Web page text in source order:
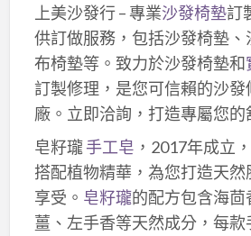
上美沙發行 – 專業沙發椅墊訂
供訂做服務，包括沙發椅墊、
布椅墊等。致力於沙發椅墊和
訂製修理，是您可信賴的沙發
廠。立即洽詢，打造專屬您的
皂籽瓏手工皂 ，2017年成立
搭配植物精華，為您打造天
享受。 皂籽瓏的配方包含海茴
薑、左手香等天然成分，每